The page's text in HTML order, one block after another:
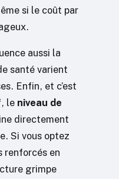
si le coût par
aussi la
santé varient
Enfin, et c’est
le niveau de
directement
Si vous optez
renforcés en
grimpe